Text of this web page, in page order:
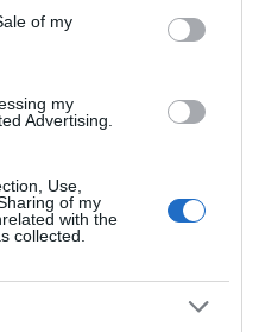
of my
my
Advertising.
Use,
of my
with the
collected.